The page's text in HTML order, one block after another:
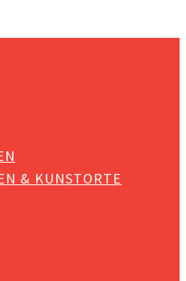
& KUNSTORTE